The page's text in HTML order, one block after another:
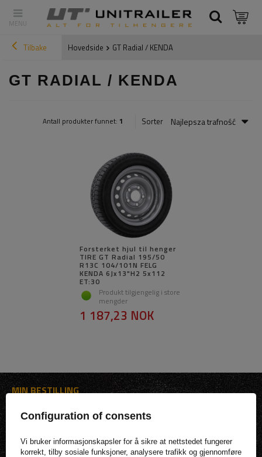
Tilbake Hovedside GT Radial / KENDA
GT RADIAL / KENDA
Antall produkter funnet: 1 Sorter Najlepsza trafność
Forsterket hjul til henger
TIRE GT Radial 195/50
R13C 104/101N FELG
KENDA 6Jx13"H2 5x112
ET:30
Produkt tilgjengelig i store
mengder
1 187,23 NOK
MIN BESTILLING
STATUS FOR BESTILLINGEN
JEG ØNSKER Å KLAGE PÅ PRODUKTET
Configuration of consents
Vi bruker informasjonskapsler for å sikre at nettstedet fungerer
korrekt, tilby sosiale funksjoner, analysere trafikk og gjennomføre